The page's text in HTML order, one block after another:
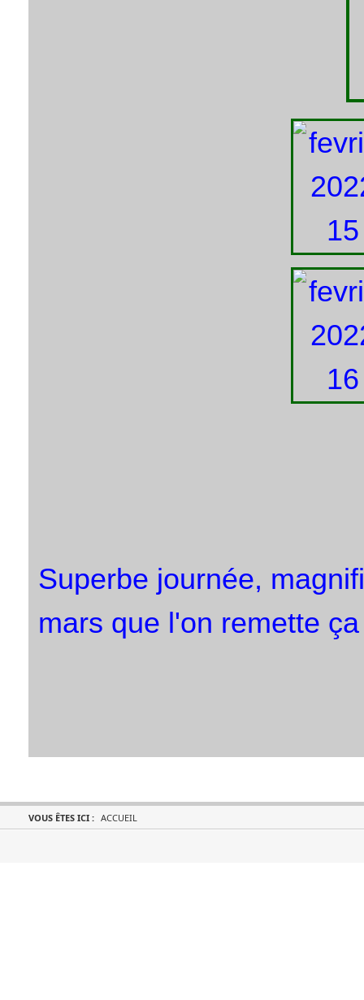
Superbe journée,
mars que l'on remette
VOUS ÊTES ICI : ACCUEIL